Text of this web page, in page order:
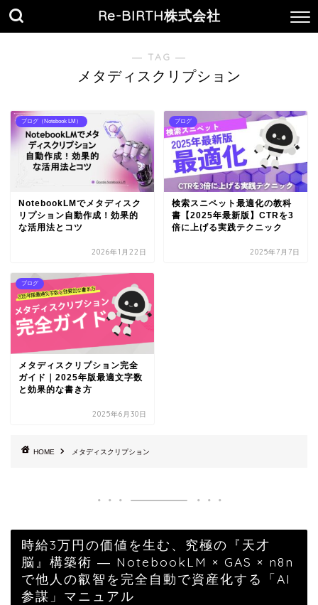
Re-BIRTH株式会社
― TAG ―
メタディスクリプション
ブログ（Notebook LM）
NotebookLMでメタディスク
リプション自動作成！効果的
な活用法とコツ
2026年1月22日
ブログ
検索スニペット最適化の教科
書【2025年最新版】CTRを3
倍に上げる実践テクニック
2025年7月7日
ブログ
メタディスクリプション完全
ガイド｜2025年版最適文字数
と効果的な書き方
2025年6月30日
HOME メタディスクリプション
時給3万円の価値を生む、究極の『天才
脳』構築術 ― NotebookLM × GAS × n8n
で他人の叡智を完全自動で資産化する「AI
参謀」マニュアル